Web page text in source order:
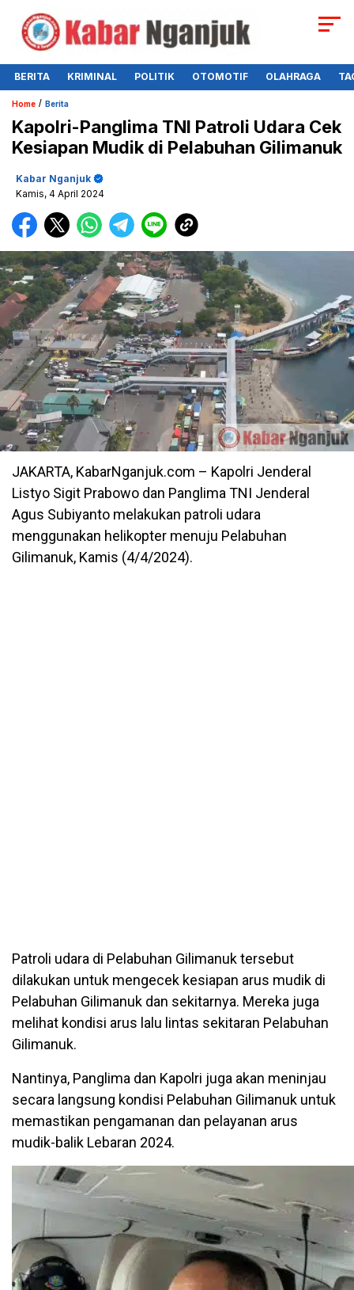
BERITA KRIMINAL POLITIK OTOMOTIF OLAHRAGA
Home / Berita
Kapolri-Panglima TNI Patroli Udara Cek
Kesiapan Mudik di Pelabuhan Gilimanuk
Kabar Nganjuk
Kamis, 4 April 2024
JAKARTA, KabarNganjuk.com – Kapolri Jenderal
Listyo Sigit Prabowo dan Panglima TNI Jenderal
Agus Subiyanto melakukan patroli udara
menggunakan helikopter menuju Pelabuhan
Gilimanuk, Kamis (4/4/2024).
Patroli udara di Pelabuhan Gilimanuk tersebut
dilakukan untuk mengecek kesiapan arus mudik di
Pelabuhan Gilimanuk dan sekitarnya. Mereka juga
melihat kondisi arus lalu lintas sekitaran Pelabuhan
Gilimanuk.
Nantinya, Panglima dan Kapolri juga akan meninjau
secara langsung kondisi Pelabuhan Gilimanuk untuk
memastikan pengamanan dan pelayanan arus
mudik-balik Lebaran 2024.